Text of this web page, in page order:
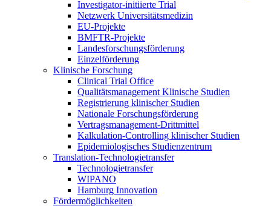
Investigator-initiierte Trial
Netzwerk Universitätsmedizin
EU-Projekte
BMFTR-Projekte
Landesforschungsförderung
Einzelförderung
Klinische Forschung
Clinical Trial Office
Qualitätsmanagement Klinische Studien
Registrierung klinischer Studien
Nationale Forschungsförderung
Vertragsmanagement-Drittmittel
Kalkulation-Controlling klinischer Studien
Epidemiologisches Studienzentrum
Translation-Technologietransfer
Technologietransfer
WIPANO
Hamburg Innovation
Fördermöglichkeiten